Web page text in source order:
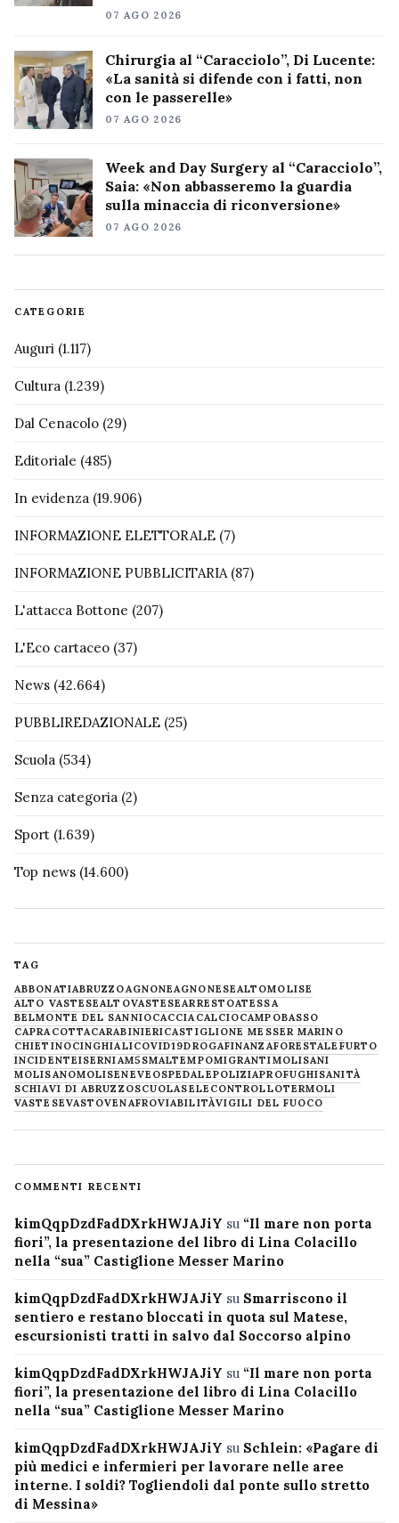
07 AGO 2026
Chirurgia al “Caracciolo”, Di Lucente:
«La sanità si difende con i fatti, non
con le passerelle»
07 AGO 2026
Week and Day Surgery al “Caracciolo”,
Saia: «Non abbasseremo la guardia
sulla minaccia di riconversione»
07 AGO 2026
CATEGORIE
Auguri (1.117)
Cultura (1.239)
Dal Cenacolo (29)
Editoriale (485)
In evidenza (19.906)
INFORMAZIONE ELETTORALE (7)
INFORMAZIONE PUBBLICITARIA(87)
L'attacca Bottone (207)
L'Eco cartaceo (37)
News (42.664)
PUBBLIREDAZIONALE (25)
Scuola (534)
Senza categoria (2)
Sport (1.639)
Top news (14.600)
TAG
ABBONATIABRUZZOAGNONEAGNONESEALTOMOLISE
ALTO VASTESEALTOVASTESEARRESTOATESSA
BELMONTE DEL SANNIOCACCIACALCIOCAMPOBASSO
CAPRACOTTACARABINIERICASTIGLIONE MESSER MARINO
CHIETINOCINGHIALICOVID19DROGAFINANZAFORESTALE FURTO
INCIDENTEISERNIAM5SMALTEMPOMIGRANTIMOLISANI
MOLISANOMOLISENEVE OSPEDALEPOLIZIAPROFUGHISANITÀ
SCHIAVI DI ABRUZZOSCUOLASELECONTROLLOTERMOLI
VASTESEVASTOVENAFROVIABILITÀVIGILI DEL FUOCO
COMMENTI RECENTI
kimQqpDzdFadDXrkHWJAJiY su “Il mare non porta
fiori”, la presentazione del libro di Lina Colacillo
nella “sua” Castiglione Messer Marino
kimQqpDzdFadDXrkHWJAJiY su Smarriscono il
sentiero e restano bloccati in quota sul Matese,
escursionisti tratti in salvo dal Soccorso alpino
kimQqpDzdFadDXrkHWJAJiY su “Il mare non porta
fiori”, la presentazione del libro di Lina Colacillo
nella “sua” Castiglione Messer Marino
kimQqpDzdFadDXrkHWJAJiY su Schlein: «Pagare di
più medici e infermieri per lavorare nelle aree
interne. I soldi? Togliendoli dal ponte sullo stretto
di Messina»